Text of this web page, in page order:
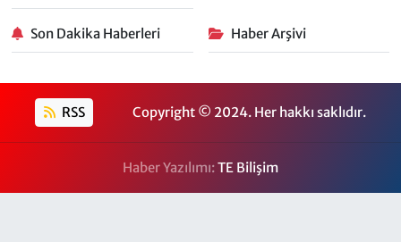
Son Dakika Haberleri Haber Arşivi
RSS Copyright © 2024. Her hakkı saklıdır.
Haber Yazılımı:TE Bilişim